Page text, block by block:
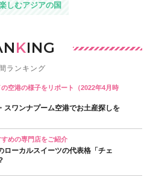
しむアジアの国
KING
ランキング
空港の様子をリポート（2022年4月時
スワンナプーム空港でお土産探しを
めの専門店をご紹介
ローカルスイーツの代表格「チェ